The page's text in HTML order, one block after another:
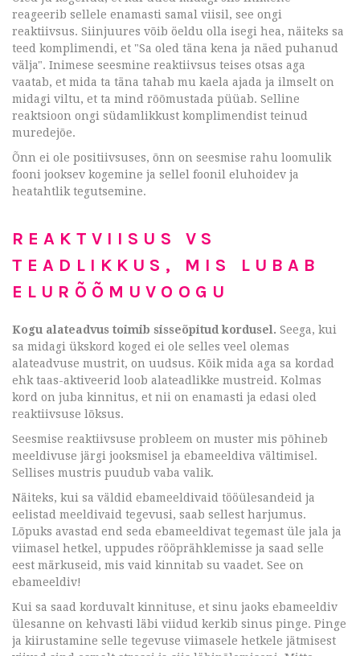
reageerib sellele enamasti samal viisil, see ongi
reaktiivsus. Siinjuures võib öeldu olla isegi hea, näiteks sa
teed komplimendi, et "Sa oled täna kena ja näed puhanud
välja". Inimese seesmine reaktiivsus teises otsas aga
vaatab, et mida ta täna tahab mu kaela ajada ja ilmselt on
midagi viltu, et ta mind rõõmustada püüab. Selline
reaktsioon ongi südamlikkust komplimendist teinud
muredejõe.
Õnn ei ole positiivsuses, õnn on seesmise rahu loomulik
fooni jooksev kogemine ja sellel foonil eluhoidev ja
heatahtlik tegutsemine.
REAKTVIISUS VS
TEADLIKKUS, MIS LUBAB
ELURÕÕMUVOOGU
Kogu alateadvus toimib sisseõpitud kordusel. Seega, kui
sa midagi ükskord koged ei ole selles veel olemas
alateadvuse mustrit, on uudsus. Kõik mida aga sa kordad
ehk taas-aktiveerid loob alateadlikke mustreid. Kolmas
kord on juba kinnitus, et nii on enamasti ja edasi oled
reaktiivsuse lõksus.
Seesmise reaktiivsuse probleem on muster mis põhineb
meeldivuse järgi jooksmisel ja ebameeldiva vältimisel.
Sellises mustris puudub vaba valik.
Näiteks, kui sa väldid ebameeldivaid tööülesandeid ja
eelistad meeldivaid tegevusi, saab sellest harjumus.
Lõpuks avastad end seda ebameeldivat tegemast üle jala ja
viimasel hetkel, uppudes rööprähklemisse ja saad selle
eest märkuseid, mis vaid kinnitab su vaadet. See on
ebameeldiv!
Kui sa saad korduvalt kinnituse, et sinu jaoks ebameeldiv
ülesanne on kehvasti läbi viidud kerkib sinus pinge. Pinge
ja kiirustamine selle tegevuse viimasele hetkele jätmisest